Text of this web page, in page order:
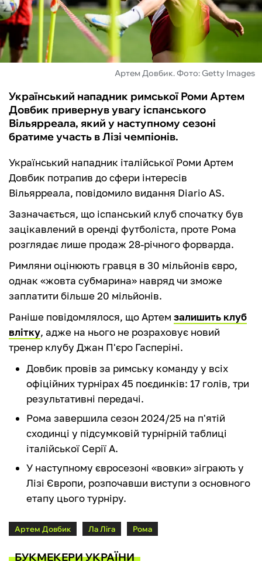
ІНШІ
БУКМЕКЕРИ
Артем Довбик. Фото: Getty Images
Український нападник римської Роми Артем
Довбик привернув увагу іспанського
Вільярреала, який у наступному сезоні
братиме участь в Лізі чемпіонів.
Український нападник італійської Роми Артем
Довбик потрапив до сфери інтересів
Вільярреала, повідомило видання Diario AS.
Зазначається, що іспанський клуб спочатку був
зацікавлений в оренді футболіста, проте Рома
розглядає лише продаж 28-річного форварда.
Римляни оцінюють гравця в 30 мільйонів євро,
однак «жовта субмарина» навряд чи зможе
заплатити більше 20 мільйонів.
Раніше повідомлялося, що Артем залишить клуб
влітку, адже на нього не розраховує новий
тренер клубу Джан П'єро Гасперіні.
Довбик провів за римську команду у всіх
офіційних турнірах 45 поєдинків: 17 голів, три
результативні передачі.
Рома завершила сезон 2024/25 на п'ятій
сходинці у підсумковій турнірній таблиці
італійської Серії А.
У наступному євросезоні «вовки» зіграють у
Лізі Європи, розпочавши виступи з основного
етапу цього турніру.
Артем Довбик Ла Ліга Рома
БУКМЕКЕРИ УКРАЇНИ